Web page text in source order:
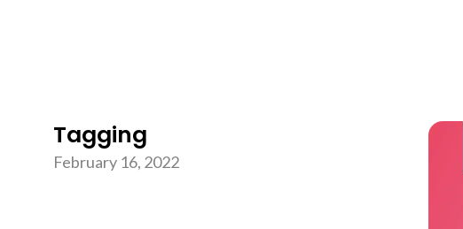
Tagging
February 16, 2022